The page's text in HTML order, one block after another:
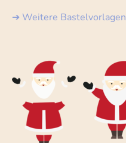
➔ Weitere